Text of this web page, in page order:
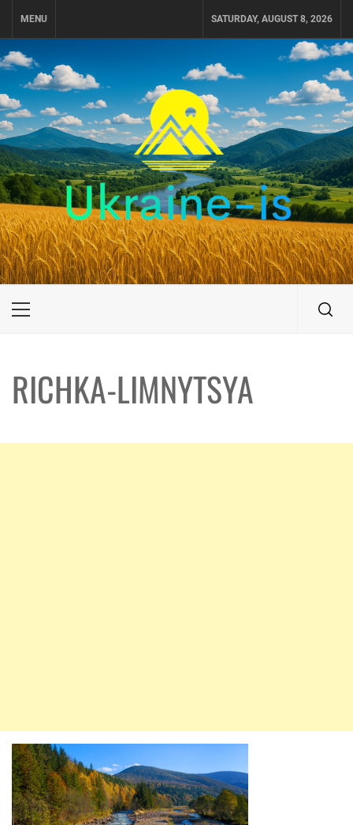
MENU SATURDAY, AUGUST 8, 2026
UKRAINE-IS
ПУТЕШЕСТВИЕ ПО УКРАИНЕ
Primary
RICHKA-LIMNYTSYA